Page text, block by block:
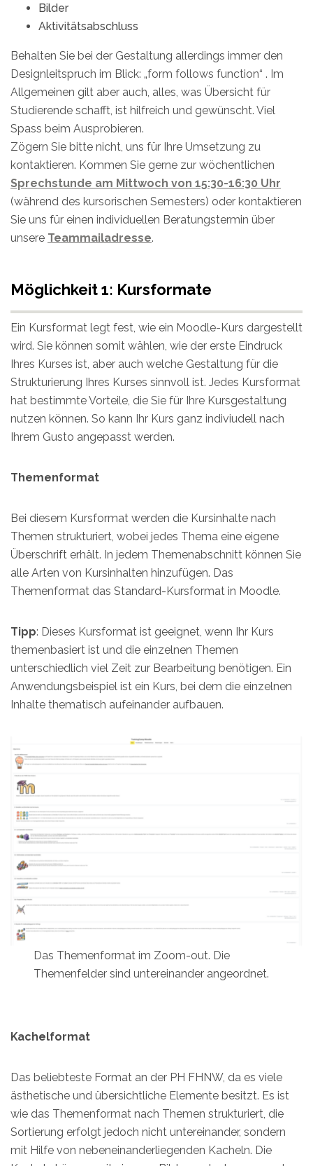
Bilder
Aktivitätsabschluss
Behalten Sie bei der Gestaltung allerdings immer den
Designleitspruch im Blick: „form follows function“ . Im
Allgemeinen gilt aber auch, alles, was Übersicht für
Studierende schafft, ist hilfreich und gewünscht. Viel
Spass beim Ausprobieren.
Zögern Sie bitte nicht, uns für Ihre Umsetzung zu
kontaktieren. Kommen Sie gerne zur wöchentlichen
Sprechstunde am Mittwoch von 15:30-16:30 Uhr
(während des kursorischen Semesters) oder kontaktieren
Sie uns für einen individuellen Beratungstermin über
unsere Teammailadresse.
Möglichkeit 1: Kursformate
Ein Kursformat legt fest, wie ein Moodle-Kurs dargestellt
wird. Sie können somit wählen, wie der erste Eindruck
Ihres Kurses ist, aber auch welche Gestaltung für die
Strukturierung Ihres Kurses sinnvoll ist. Jedes Kursformat
hat bestimmte Vorteile, die Sie für Ihre Kursgestaltung
nutzen können. So kann Ihr Kurs ganz indiviudell nach
Ihrem Gusto angepasst werden.
Themenformat
Bei diesem Kursformat werden die Kursinhalte nach
Themen strukturiert, wobei jedes Thema eine eigene
Überschrift erhält. In jedem Themenabschnitt können Sie
alle Arten von Kursinhalten hinzufügen. Das
Themenformat das Standard-Kursformat in Moodle.
Tipp: Dieses Kursformat ist geeignet, wenn Ihr Kurs
themenbasiert ist und die einzelnen Themen
unterschiedlich viel Zeit zur Bearbeitung benötigen. Ein
Anwendungsbeispiel ist ein Kurs, bei dem die einzelnen
Inhalte thematisch aufeinander aufbauen.
Das Themenformat im Zoom-out. Die
Themenfelder sind untereinander angeordnet.
Kachelformat
Das beliebteste Format an der PH FHNW, da es viele
ästhetische und übersichtliche Elemente besitzt. Es ist
wie das Themenformat nach Themen strukturiert, die
Sortierung erfolgt jedoch nicht untereinander, sondern
mit Hilfe von nebeneinanderliegenden Kacheln. Die